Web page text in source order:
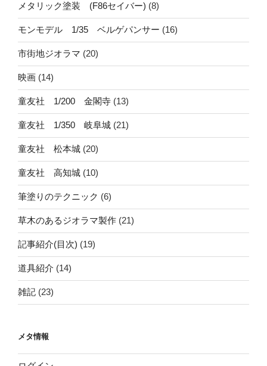
メタリック塗装 (F86セイバー) (8)
モンモデル 1/35 ベルゲパンサー (16)
市街地ジオラマ (20)
映画 (14)
童友社 1/200 金閣寺 (13)
童友社 1/350 岐阜城 (21)
童友社 松本城 (20)
童友社 高知城 (10)
筆塗りのテクニック (6)
草木のあるジオラマ製作 (21)
記事紹介(目次) (19)
道具紹介 (14)
雑記 (23)
メタ情報